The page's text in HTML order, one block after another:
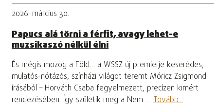
2026. március 30.
Papucs alá törni a férfit, avagy lehet-e
muzsikaszó nélkül élni
És mégis mozog a Föld… a WSSZ új premierje keserédes,
mulatós-nótázós, színházi világot teremt Móricz Zsigmond
írásából – Horváth Csaba fegyelmezett, precízen kimért
rendezésében. Így születik meg a Nem … Tovább...